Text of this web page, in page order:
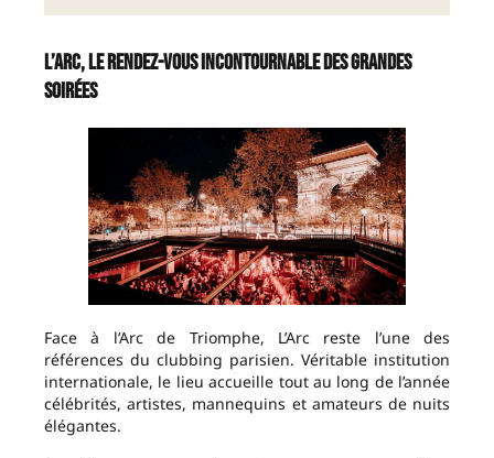
L’Arc, le rendez-vous incontournable des grandes
soirées
Face à l’Arc de Triomphe, L’Arc reste l’une des
références du clubbing parisien. Véritable institution
internationale, le lieu accueille tout au long de l’année
célébrités, artistes, mannequins et amateurs de nuits
élégantes.